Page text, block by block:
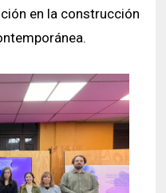
en la construcción